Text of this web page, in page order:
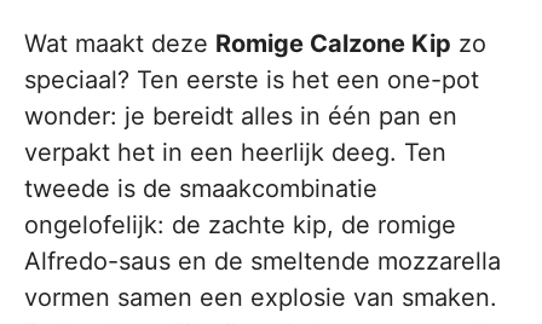
Wat maakt deze Romige Calzone Kip zo
speciaal? Ten eerste is het een one-pot
wonder: je bereidt alles in één pan en
verpakt het in een heerlijk deeg. Ten
tweede is de smaakcombinatie
ongelofelijk: de zachte kip, de romige
Alfredo-saus en de smeltende mozzarella
vormen samen een explosie van smaken.